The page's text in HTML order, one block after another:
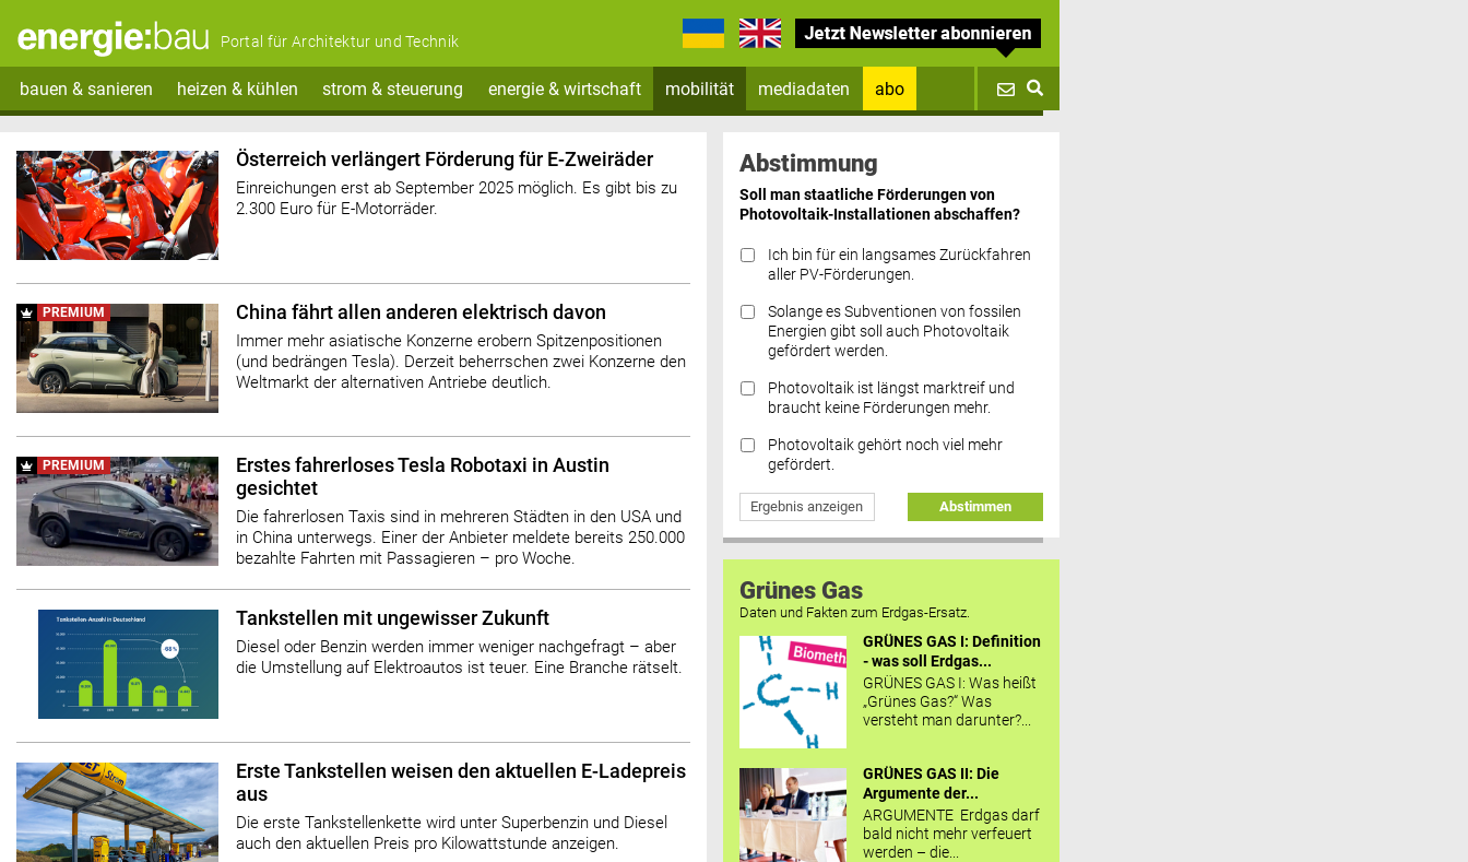
Portal für Architektur und Technik
bauen & sanieren heizen & kühlen strom & steuerung energie & wirtschaft mobilität mediadaten
abo
Datenschutz FAQs
Österreich verlängert Förderung für E-Zweiräder
Einreichungen erst ab September 2025 möglich. Es gibt bis zu
2.300 Euro für E-Motorräder.
PREMIUM China fährt allen anderen elektrisch davon
Immer mehr asiatische Konzerne erobern Spitzenpositionen
(und bedrängen Tesla). Derzeit beherrschen zwei Konzerne den
Weltmarkt der alternativen Antriebe deutlich.
PREMIUM
Erstes fahrerloses Tesla Robotaxi in Austin
gesichtet
Die fahrerlosen Taxis sind in mehreren Städten in den USA und
in China unterwegs. Einer der Anbieter meldete bereits 250.000
bezahlte Fahrten mit Passagieren – pro Woche.
Tankstellen mit ungewisser Zukunft
Diesel oder Benzin werden immer weniger nachgefragt – aber
die Umstellung auf Elektroautos ist teuer. Eine Branche rätselt.
Erste Tankstellen weisen den aktuellen E-Ladepreis
aus
Die erste Tankstellenkette wird unter Superbenzin und Diesel
auch den aktuellen Preis pro Kilowattstunde anzeigen.
Abstimmung
Soll man staatliche Förderungen von
Photovoltaik-Installationen abschaffen?
Ich bin für ein langsames Zurückfahren
aller PV-Förderungen.
Solange es Subventionen von fossilen
Energien gibt soll auch Photovoltaik
gefördert werden.
Photovoltaik ist längst marktreif und
braucht keine Förderungen mehr.
Photovoltaik gehört noch viel mehr
gefördert.
Ergebnis anzeigen Abstimmen
Grünes Gas
Daten und Fakten zum Erdgas-Ersatz.
GRÜNES GAS I: Definition
- was soll Erdgas...
GRÜNES GAS I: Was heißt
„Grünes Gas?“ Was
versteht man darunter?...
GRÜNES GAS II: Die
Argumente der...
ARGUMENTE Erdgas darf
bald nicht mehr verfeuert
werden – die...